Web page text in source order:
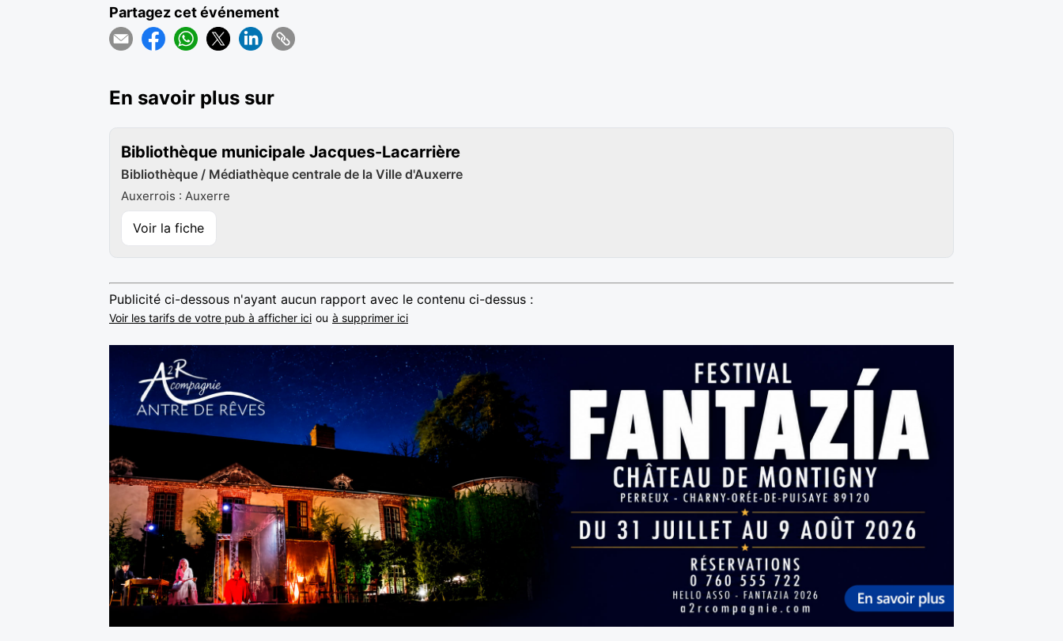
Partagez cet événement
En savoir plus sur
Bibliothèque municipale Jacques-Lacarrière
Bibliothèque / Médiathèque centrale de la Ville d'Auxerre
Auxerrois : Auxerre
Voir la fiche
Publicité ci-dessous n'ayant aucun rapport avec le contenu ci-dessus :
Voir les tarifs de votre pub à afficher ici ou à supprimer ici